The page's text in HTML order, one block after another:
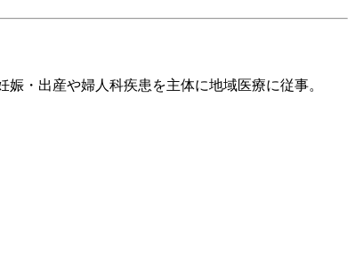
・出産や婦人科疾患を主体に地域医療に従事。